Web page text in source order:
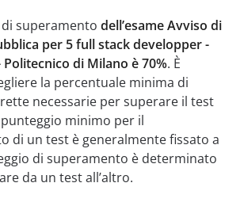
superamento dell’esame Avviso di
per 5 full stack developper -
di Milano è 70%. È
la percentuale minima di
necessarie per superare il test
minimo per il
di un test è generalmente fissato a
di superamento è determinato
da un test all’altro.